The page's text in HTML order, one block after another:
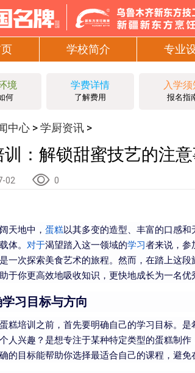
学校简介 专业
境
何
学费详情
了解费用
入学须
报名指
中心> 学厨资讯>
：解锁甜蜜技艺的注
02 0
天地中， 蛋糕以其多变的造型、丰富的口感
体。 对于渴望踏入这一领域的学习者来说，参
一次探索美食艺术的旅程。然而，在踏上这
于你更高效地吸收知识，更快地成长为一名优
习目标与方向
糕培训之前，首先要明确自己的学习目标。是
人兴趣？是想专注于某种特定类型的蛋糕制
的目标能帮助你选择最适合自己的课程，避免